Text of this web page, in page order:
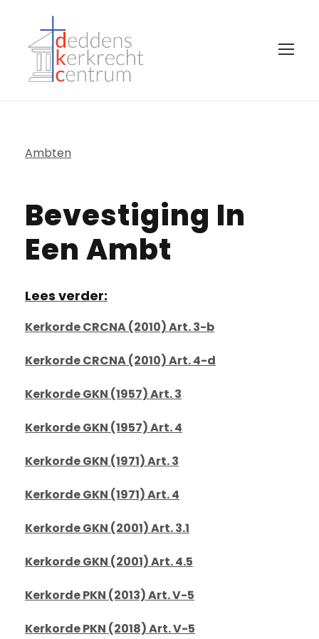
Ambten
Bevestiging In
Een Ambt
Lees verder:
Kerkorde CRCNA (2010) Art. 3-b
Kerkorde CRCNA (2010) Art. 4-d
Kerkorde GKN (1957) Art. 3
Kerkorde GKN (1957) Art. 4
Kerkorde GKN (1971) Art. 3
Kerkorde GKN (1971) Art. 4
Kerkorde GKN (2001) Art. 3.1
Kerkorde GKN (2001) Art. 4.5
Kerkorde PKN (2013) Art. V-5
Kerkorde PKN (2018) Art. V-5